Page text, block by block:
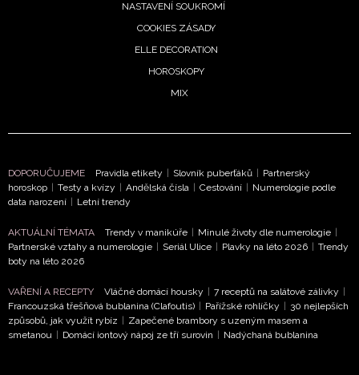
NASTAVENÍ SOUKROMÍ
COOKIES ZÁSADY
ELLE DECORATION
HOROSKOPY
MIX
DOPORUČUJEME Pravidla etikety Slovník puberťáků
Partnerský
horoskop
Testy a kvízy Andělská čísla Cestování
Numerologie podle
data narození
Letní trendy
AKTUÁLNÍ TÉMATA Trendy v manikúře Minulé životy dle numerologie
Partnerské vztahy a numerologie
Seriál Ulice Plavky na léto 2026
Trendy
boty na léto 2026
VAŘENÍ A RECEPTY Vláčné domácí housky 7 receptů na salátové zálivky
Francouzská třešňová bublanina (Clafoutis)
Pařížské rohlíčky
30 nejlepších
způsobů, jak využít rybíz
Zapečené brambory s uzeným masem a
smetanou
Domácí iontový nápoj ze tří surovin Nadýchaná bublanina